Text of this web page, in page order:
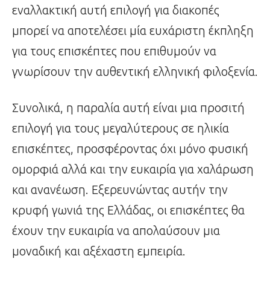
εναλλακτική αυτή επιλογή για διακοπές
μπορεί να αποτελέσει μία ευχάριστη έκπληξη
για τους επισκέπτες που επιθυμούν να
γνωρίσουν την αυθεντική ελληνική φιλοξενία.
Συνολικά, η παραλία αυτή είναι μια προσιτή
επιλογή για τους μεγαλύτερους σε ηλικία
επισκέπτες, προσφέροντας όχι μόνο φυσική
ομορφιά αλλά και την ευκαιρία για χαλάρωση
και ανανέωση. Εξερευνώντας αυτήν την
κρυφή γωνιά της Ελλάδας, οι επισκέπτες θα
έχουν την ευκαιρία να απολαύσουν μια
μοναδική και αξέχαστη εμπειρία.